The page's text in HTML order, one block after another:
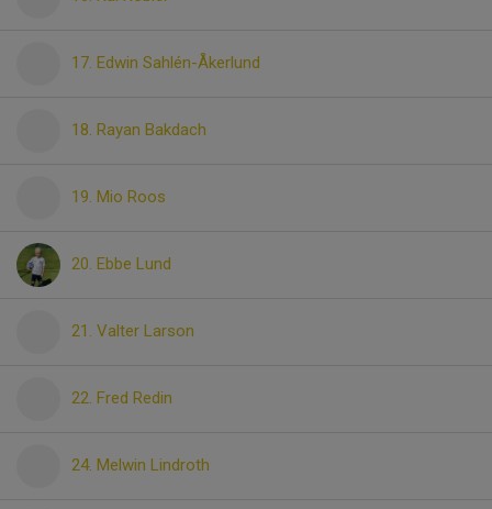
17. Edwin Sahlén-Åkerlund
18. Rayan Bakdach
19. Mio Roos
20. Ebbe Lund
21. Valter Larson
22. Fred Redin
24. Melwin Lindroth